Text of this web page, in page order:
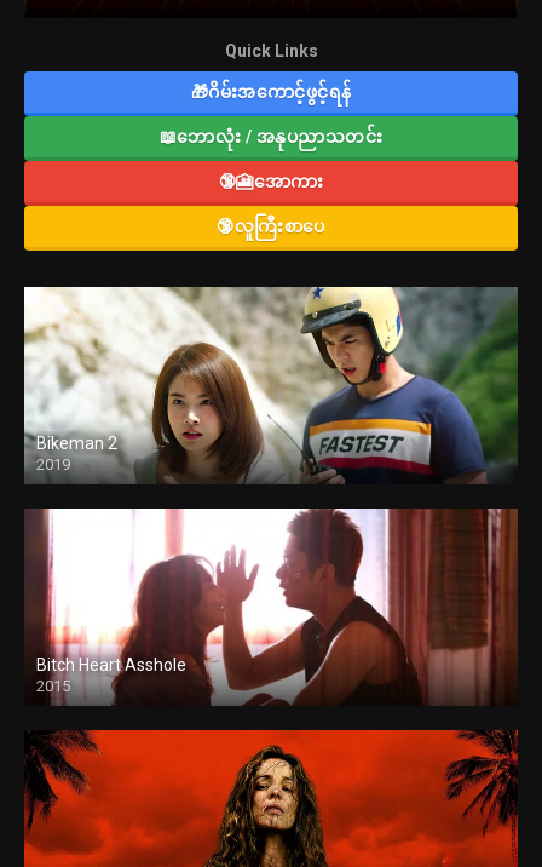
Quick Links
🎁ဂိမ်းအကောင့်ဖွင့်ရန်
📖ဘောလုံး / အနုပညာသတင်း
🔞🎦အောကား
🔞လူကြီးစာပေ
Bikeman 2
2019
Bitch Heart Asshole
2015